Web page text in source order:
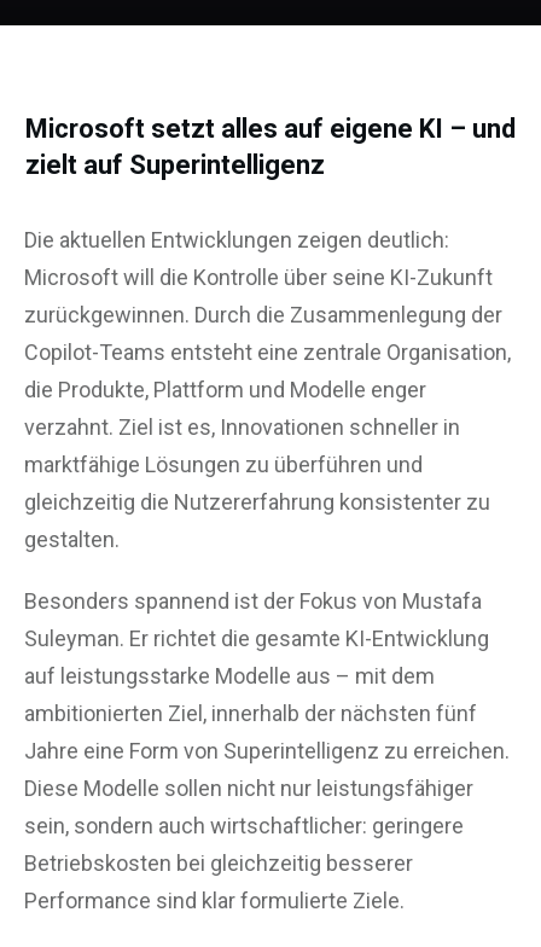
Microsoft setzt alles auf eigene KI – und
zielt auf Superintelligenz
Die aktuellen Entwicklungen zeigen deutlich:
Microsoft will die Kontrolle über seine KI-Zukunft
zurückgewinnen. Durch die Zusammenlegung der
Copilot-Teams entsteht eine zentrale Organisation,
die Produkte, Plattform und Modelle enger
verzahnt. Ziel ist es, Innovationen schneller in
marktfähige Lösungen zu überführen und
gleichzeitig die Nutzererfahrung konsistenter zu
gestalten.
Besonders spannend ist der Fokus von Mustafa
Suleyman. Er richtet die gesamte KI-Entwicklung
auf leistungsstarke Modelle aus – mit dem
ambitionierten Ziel, innerhalb der nächsten fünf
Jahre eine Form von Superintelligenz zu erreichen.
Diese Modelle sollen nicht nur leistungsfähiger
sein, sondern auch wirtschaftlicher: geringere
Betriebskosten bei gleichzeitig besserer
Performance sind klar formulierte Ziele.